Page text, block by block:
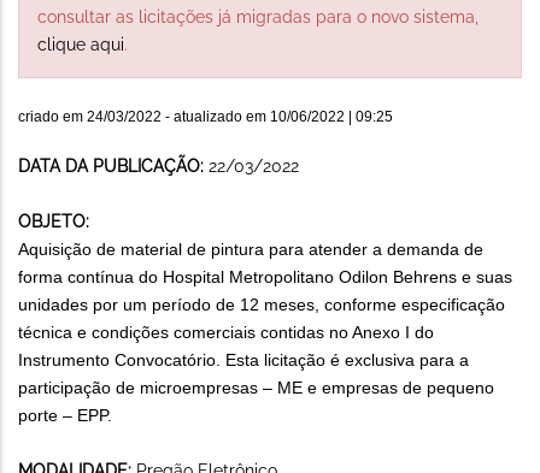
consultar as licitações já migradas para o novo sistema,
clique aqui.
criado em 24/03/2022 - atualizado em 10/06/2022 | 09:25
DATA DA PUBLICAÇÃO: 22/03/2022
OBJETO:
Aquisição de material de pintura para atender a demanda de
forma contínua do Hospital Metropolitano Odilon Behrens e suas
unidades por um período de 12 meses, conforme especificação
técnica e condições comerciais contidas no Anexo I do
Instrumento Convocatório. Esta licitação é exclusiva para a
participação de microempresas – ME e empresas de pequeno
porte – EPP.